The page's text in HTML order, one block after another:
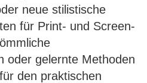
neue stilistische
für Print- und Screen-
oder gelernte Methoden
den praktischen